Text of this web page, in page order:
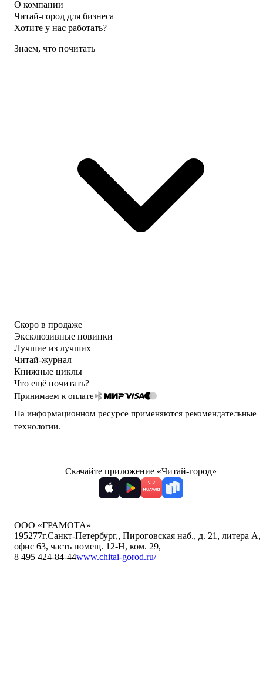
О компании
Читай-город для бизнеса
Хотите у нас работать?
Знаем, что почитать
Скоро в продаже
Эксклюзивные новинки
Лучшие из лучших
Читай-журнал
Книжные циклы
Что ещё почитать?
Принимаем к оплате
На информационном ресурсе применяются рекомендательные
технологии.
Скачайте приложение «Читай-город»
ООО «ГРАМОТА»
195277г.Санкт-Петербург,, Пироговская наб., д. 21, литера А,
офис 63, часть помещ. 12-Н, ком. 29,
8 495 424-84-44www.chitai-gorod.ru/